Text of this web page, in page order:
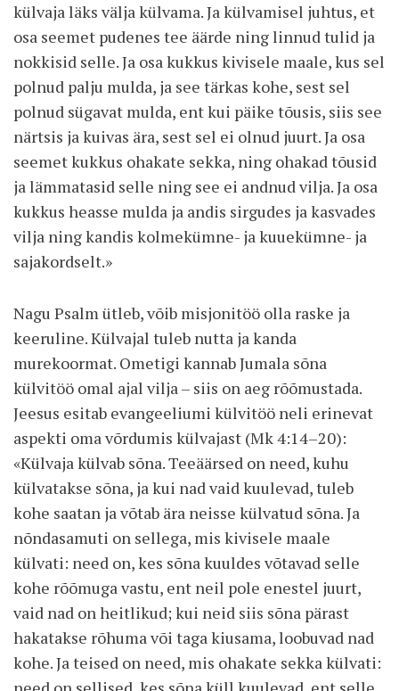
külvaja läks välja külvama. Ja külvamisel juhtus, et
osa seemet pudenes tee äärde ning linnud tulid ja
nokkisid selle. Ja osa kukkus kivisele maale, kus sel
polnud palju mulda, ja see tärkas kohe, sest sel
polnud sügavat mulda, ent kui päike tõusis, siis see
närtsis ja kuivas ära, sest sel ei olnud juurt. Ja osa
seemet kukkus ohakate sekka, ning ohakad tõusid
ja lämmatasid selle ning see ei andnud vilja. Ja osa
kukkus heasse mulda ja andis sirgudes ja kasvades
vilja ning kandis kolmekümne- ja kuuekümne- ja
sajakordselt.»
Nagu Psalm ütleb, võib misjonitöö olla raske ja
keeruline. Külvajal tuleb nutta ja kanda
murekoormat. Ometigi kannab Jumala sõna
külvitöö omal ajal vilja – siis on aeg rõõmustada.
Jeesus esitab evangeeliumi külvitöö neli erinevat
aspekti oma võrdumis külvajast (Mk 4:14–20):
«Külvaja külvab sõna. Teeäärsed on need, kuhu
külvatakse sõna, ja kui nad vaid kuulevad, tuleb
kohe saatan ja võtab ära neisse külvatud sõna. Ja
nõndasamuti on sellega, mis kivisele maale
külvati: need on, kes sõna kuuldes võtavad selle
kohe rõõmuga vastu, ent neil pole enestel juurt,
vaid nad on heitlikud; kui neid siis sõna pärast
hakatakse rõhuma või taga kiusama, loobuvad nad
kohe. Ja teised on need, mis ohakate sekka külvati: